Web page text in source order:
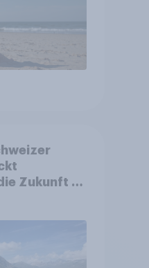
Zukunft –